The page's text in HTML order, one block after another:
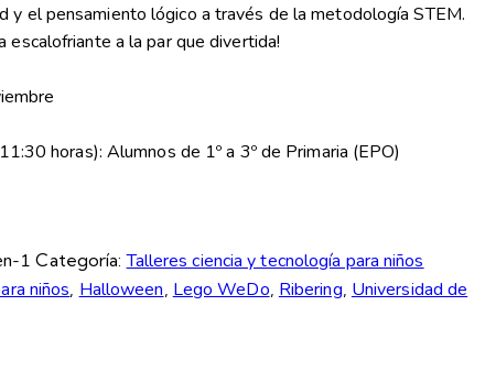
y el pensamiento lógico a través de la metodología STEM.
escalofriante a la par que divertida!
horas): Alumnos de 1º a 3º de Primaria (EPO)
1 Categoría:Talleres ciencia y tecnología para niños
niños, Halloween, Lego WeDo, Ribering, Universidad de